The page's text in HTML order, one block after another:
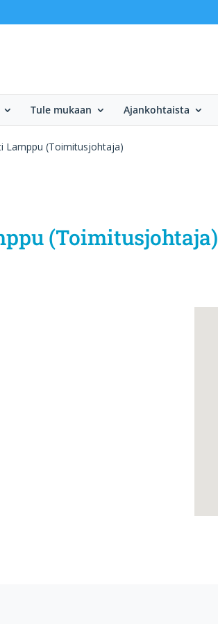
Tule mukaan Ajankohtaista
Lamppu (Toimitusjohtaja)
(Toimitusjohtaja)